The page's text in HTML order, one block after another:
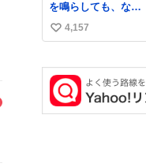
って駅構内放送設備
に外部から不正に音
声が流された可能性
施」と説明した。
を鳴らしても、なか
なか誰も出ないこと
があります…。 もし
かもしれません。 そ
こで「何を話せばい
いか」が見える手引
い
ね
数
4,157